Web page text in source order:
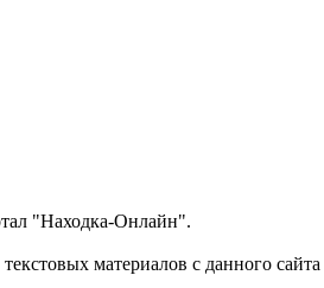
"Находка-Онлайн".
материалов с данного сайта